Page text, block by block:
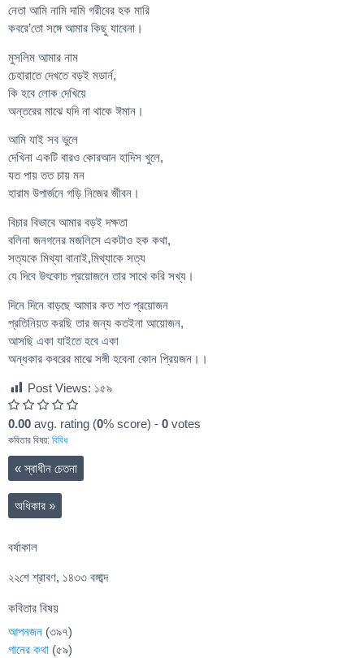
নেতা আমি নামি দামি গরীবের হক মারি
কবরে’তো সঙ্গে আমার কিছু যাবেনা।
মুসলিম আমার নাম
চেহারাতে দেখতে বড়ই মডার্ন,
কি হবে লোক দেখিয়ে
অন্তরের মাঝে যদি না থাকে ঈমান।
আমি যাই সব ভুলে
দেখিনা একটি বারও কোরআন হাদিস খুলে,
যত পায় তত চায় মন
হারাম উপার্জনে গড়ি নিজের জীবন।
বিচার বিভাবে আমার বড়ই দক্ষতা
বলিনা জনগনের মজলিসে একটাও হক কথা,
সত্যকে মিথ্যা বানাই,মিথ্যাকে সত্য
যে দিবে উৎকোচ প্রয়োজনে তার সাথে করি সখ্য।
দিনে দিনে বাড়ছে আমার কত শত প্রয়োজন
প্রতিনিয়ত করছি তার জন্য কতইনা আয়োজন,
আসছি একা যাইতে হবে একা
অন্ধকার কবরের মাঝে সঙ্গী হবেনা কোন প্রিয়জন।।
Post Views: ১৫৯
0.00 avg. rating (0% score) - 0 votes
কবিতার বিষয়: বিবিধ
« স্বাধীন চেতনা
অধিকার »
বর্ষাকাল
২২শে শ্রাবণ, ১৪৩৩ বঙ্গাব্দ
কবিতার বিষয়
আপনজন (৩৯৭)
গানের কথা (৫৯)